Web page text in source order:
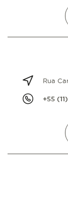
Rua
+55